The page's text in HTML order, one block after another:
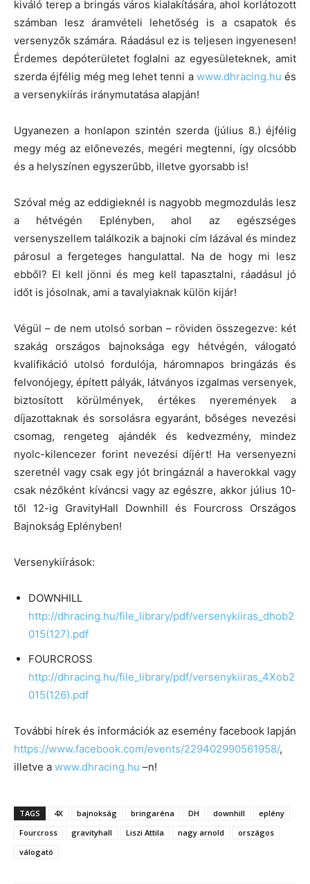
kiváló terep a bringás város kialakítására, ahol korlátozott
számban lesz áramvételi lehetőség is a csapatok és
versenyzők számára. Ráadásul ez is teljesen ingyenesen!
Érdemes depóterületet foglalni az egyesületeknek, amit
szerda éjfélig még meg lehet tenni a www.dhracing.hu és
a versenykiírás iránymutatása alapján!
Ugyanezen a honlapon szintén szerda (július 8.) éjfélig
megy még az előnevezés, megéri megtenni, így olcsóbb
és a helyszínen egyszerűbb, illetve gyorsabb is!
Szóval még az eddigieknél is nagyobb megmozdulás lesz
a hétvégén Eplényben, ahol az egészséges
versenyszellem találkozik a bajnoki cím lázával és mindez
párosul a fergeteges hangulattal. Na de hogy mi lesz
ebből? El kell jönni és meg kell tapasztalni, ráadásul jó
időt is jósolnak, ami a tavalyiaknak külön kijár!
Végül – de nem utolsó sorban – röviden összegezve: két
szakág országos bajnoksága egy hétvégén, válogató
kvalifikáció utolsó fordulója, háromnapos bringázás és
felvonójegy, épített pályák, látványos izgalmas versenyek,
biztosított körülmények, értékes nyeremények a
díjazottaknak és sorsolásra egyaránt, bőséges nevezési
csomag, rengeteg ajándék és kedvezmény, mindez
nyolc-kilencezer forint nevezési díjért! Ha versenyezni
szeretnél vagy csak egy jót bringáznál a haverokkal vagy
csak nézőként kíváncsi vagy az egészre, akkor július 10-
től 12-ig GravityHall Downhill és Fourcross Országos
Bajnokság Eplényben!
Versenykiírások:
DOWNHILL
http://dhracing.hu/file_library/pdf/versenykiiras_dhob2
015(127).pdf
FOURCROSS
http://dhracing.hu/file_library/pdf/versenykiiras_4Xob2
015(126).pdf
További hírek és információk az esemény facebook lapján
https://www.facebook.com/events/229402990561958/,
illetve a www.dhracing.hu –n!
TAGS 4X bajnokság bringaréna DH downhill
eplény
Fourcross
gravityhall Liszi Attila nagy arnold
országos
válogató